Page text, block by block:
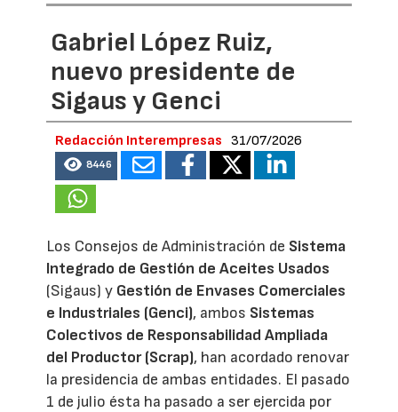
Gabriel López Ruiz,
nuevo presidente de
Sigaus y Genci
Redacción Interempresas 31/07/2026
8446
Los Consejos de Administración de Sistema
Integrado de Gestión de Aceites Usados
(Sigaus) y Gestión de Envases Comerciales
e Industriales (Genci), ambos Sistemas
Colectivos de Responsabilidad Ampliada
del Productor (Scrap), han acordado renovar
la presidencia de ambas entidades. El pasado
1 de julio ésta ha pasado a ser ejercida por